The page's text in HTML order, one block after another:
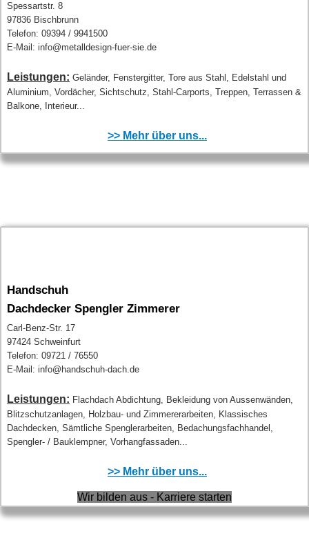
Spessartstr. 8
97836 Bischbrunn
Telefon: 09394 / 9941500
E-Mail: info@metalldesign-fuer-sie.de
Leistungen: Geländer, Fenstergitter, Tore aus Stahl, Edelstahl und
Aluminium, Vordächer, Sichtschutz, Stahl-Carports, Treppen, Terrassen &
Balkone, Interieur...
>> Mehr über uns...
Handschuh
Dachdecker Spengler Zimmerer
Carl-Benz-Str. 17
97424 Schweinfurt
Telefon: 09721 / 76550
E-Mail: info@handschuh-dach.de
Leistungen: Flachdach Abdichtung, Bekleidung von Aussenwänden,
Blitzschutzanlagen, Holzbau- und Zimmererarbeiten, Klassisches
Dachdecken, Sämtliche Spenglerarbeiten, Bedachungsfachhandel,
Spengler- / Bauklempner, Vorhangfassaden...
>> Mehr über uns...
Wir bilden aus - Karriere starten